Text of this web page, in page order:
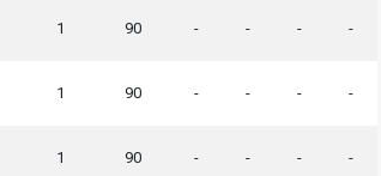
1 90 - - - -
1 90 - - - -
1 90 - - - -